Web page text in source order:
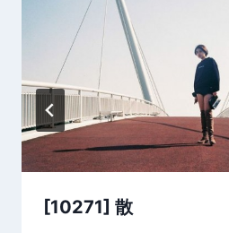
[10271] 散